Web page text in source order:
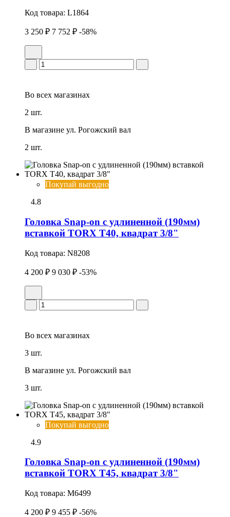
Код товара: L1864
3 250 ₽ 7 752 ₽ -58%
Во всех магазинах
2 шт.
В магазине ул. Рогожский вал
2 шт.
Покупай выгодно
4.8
Головка Snap-on с удлиненной (190мм)
вставкой TORX T40, квадрат 3/8"
Код товара: N8208
4 200 ₽ 9 030 ₽ -53%
Во всех магазинах
3 шт.
В магазине ул. Рогожский вал
3 шт.
Покупай выгодно
4.9
Головка Snap-on с удлиненной (190мм)
вставкой TORX T45, квадрат 3/8"
Код товара: M6499
4 200 ₽ 9 455 ₽ -56%